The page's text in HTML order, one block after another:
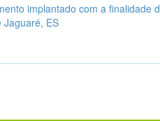
implantado com a finalidade
Jaguaré, ES